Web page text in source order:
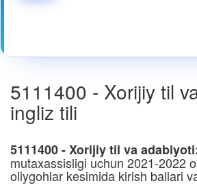
5111400 - Xorijiy til
ingliz tili
5111400 - Xorijiy til va
mutaxassisligi uchun 2021-2022
oliygohlar kesimida kirish ballari